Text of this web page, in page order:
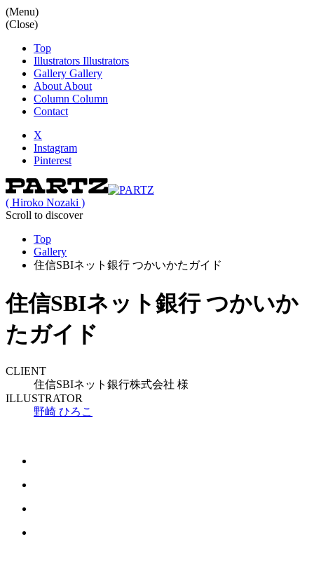
(Menu)
(Close)
Top
Illustrators Illustrators
Gallery Gallery
About About
Column Column
Contact
X
Instagram
Pinterest
( Hiroko Nozaki )
Scroll to discover
Top
Gallery
住信SBIネット銀行 つかいかたガイド
住信SBIネット銀行 つかいか
たガイド
CLIENT
住信SBIネット銀行株式会社 様
ILLUSTRATOR
野崎 ひろこ